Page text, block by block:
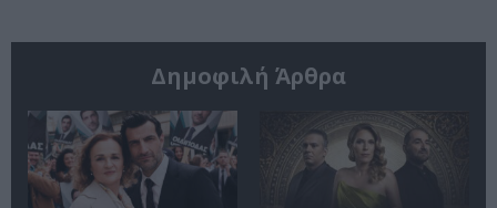
Δημοφιλή Άρθρα